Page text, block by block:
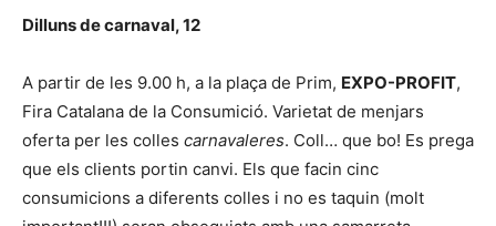
Dilluns de carnaval, 12
A partir de les 9.00 h, a la plaça de Prim, EXPO-PROFIT,
Fira Catalana de la Consumició. Varietat de menjars
oferta per les colles carnavaleres. Coll… que bo! Es prega
que els clients portin canvi. Els que facin cinc
consumicions a diferents colles i no es taquin (molt